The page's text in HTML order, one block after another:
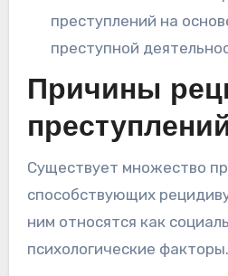
преступлений на
преступной
Причины
Существует множество
способствующих
ним относятся как
психологические факторы.